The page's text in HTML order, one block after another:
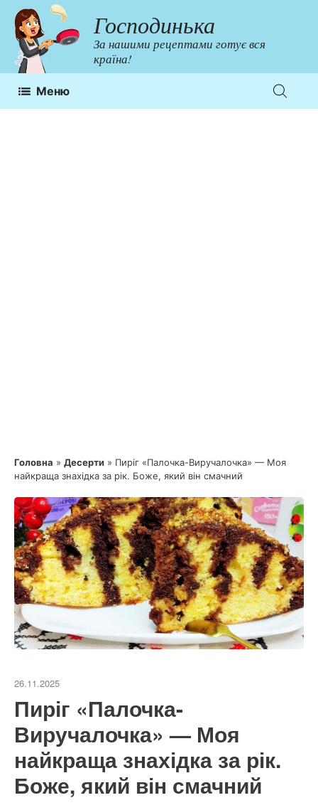
Перейти
до
контенту
Господинька
За нашими рецептами готує вся
країна!
Меню
Головна » Десерти » Пиріг «Палочка-Виручалочка» — Моя
найкраща знахідка за рік. Боже, який він смачний
26.11.2025
Пиріг «Палочка-
Виручалочка» — Моя
найкраща знахідка за рік.
Боже, який він смачний